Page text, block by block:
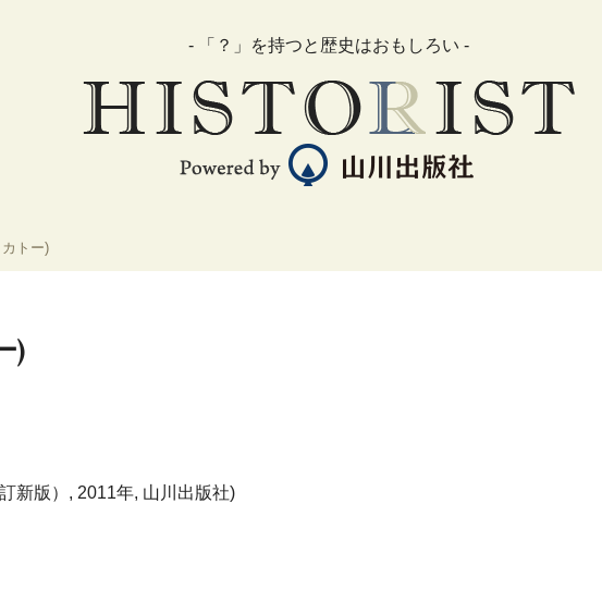
- 「？」を持つと歴史はおもしろい -
トー)
)
新版）, 2011年, 山川出版社)